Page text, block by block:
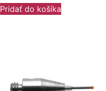
Pridať do košíka